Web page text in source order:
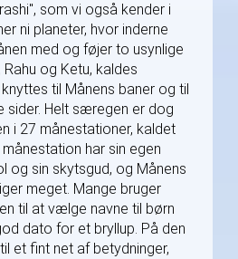
som vi også kender i
ni planeter, hvor inderne
med og føjer to usynlige
og Ketu, kaldes
til Månens baner og til
sider. Helt særegen er dog
i 27 månestationer, kaldet
har sin egen
og sin skytsgud, og Månens
meget. Mange bruger
til at vælge navne til børn
dato for et bryllup. På den
et fint net af betydninger,